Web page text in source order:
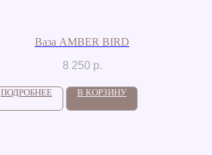
Ваза AMBER BIRD
8 250 р.
ПОДРОБНЕЕ В КОРЗИНУ